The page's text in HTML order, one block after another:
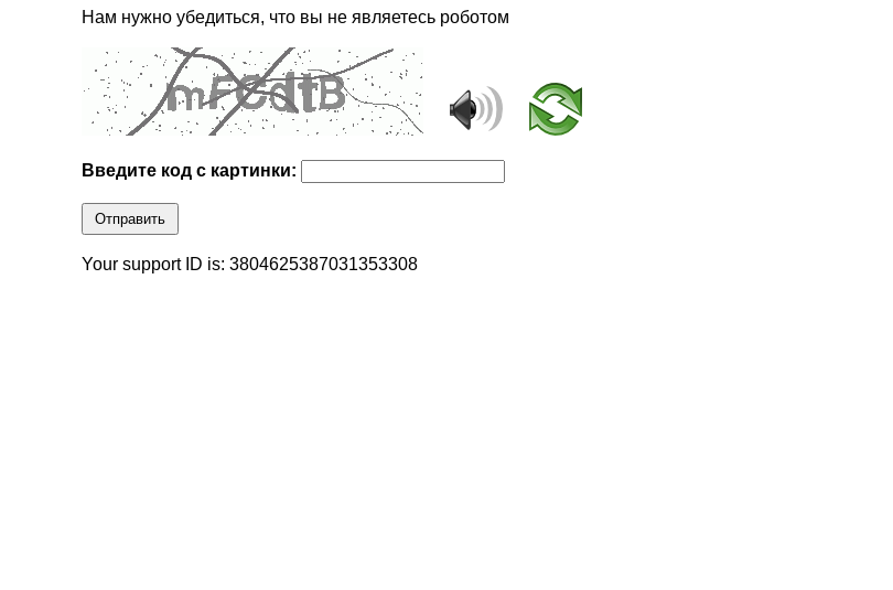
Нам нужно убедиться, что вы не являетесь роботом
Введите код с картинки:
Отправить
Your support ID is: 3804625387031353308